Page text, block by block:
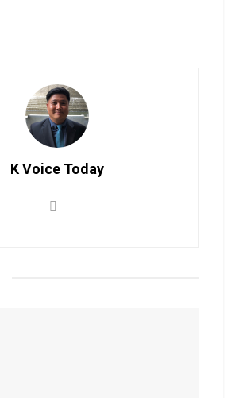
K Voice Today